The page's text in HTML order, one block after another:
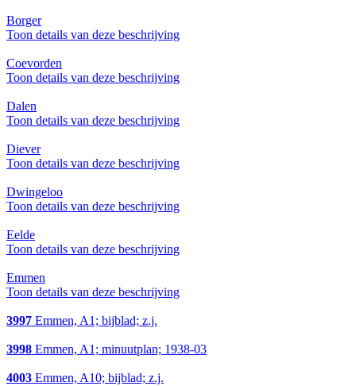
Borger
Toon details van deze beschrijving
Coevorden
Toon details van deze beschrijving
Dalen
Toon details van deze beschrijving
Diever
Toon details van deze beschrijving
Dwingeloo
Toon details van deze beschrijving
Eelde
Toon details van deze beschrijving
Emmen
Toon details van deze beschrijving
3997 Emmen, A1; bijblad; z.j.
3998 Emmen, A1; minuutplan; 1938-03
4003 Emmen, A10; bijblad; z.j.